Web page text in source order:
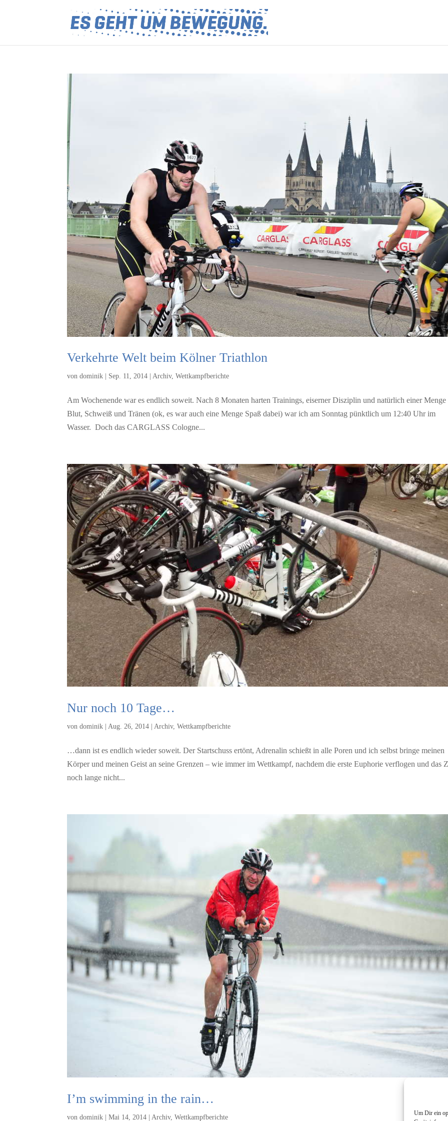
Um Dir ein
Verkehrte Welt beim Kölner Triathlon
vondominik Sep. 11, 2014 |Archiv,Wettkampfberichte
Am Wochenende war es endlich soweit. Nach 8 Monaten harten Trainings, eiserner Disziplin und natürlich einer Menge
Blut, Schweiß und Tränen (ok, es war auch eine Menge Spaß dabei) war ich am Sonntag pünktlich um 12:40 Uhr im
Wasser. Doch das CARGLASS Cologne...
Nur noch 10 Tage…
vondominik | Aug. 26, 2014 | Archiv,Wettkampfberichte
…dann ist es endlich wieder soweit. Der Startschuss ertönt, Adrenalin schießt in alle Poren und ich selbst bringe meinen
Körper und meinen Geist an seine Grenzen – wie immer im Wettkampf, nachdem die erste Euphorie verflogen und das
noch lange nicht...
I’m swimming in the rain…
vondominik |Mai 14, 2014 |Archiv,Wettkampfberichte